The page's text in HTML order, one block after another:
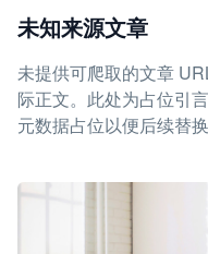
未知来源文章
未提供可爬取的文章
际正文。此处为占位引
元数据占位以便后续替换